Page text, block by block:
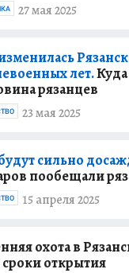
27 мая 2025
лет.
рязанцев
23 мая 2025
сильно
пообещали
15 апреля 2025
охота в
сроки открытия